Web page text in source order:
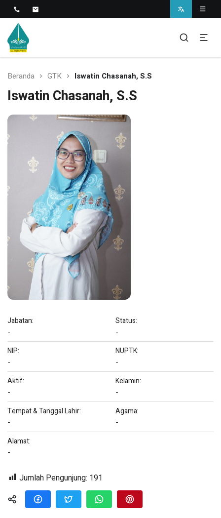
SD Antawirya
Islamic Javanese School
Beranda GTK Iswatin Chasanah, S.S
Iswatin Chasanah, S.S
Jabatan:
-
Status:
-
NIP:
-
NUPTK:
-
Aktif:
-
Kelamin:
-
Tempat & Tanggal Lahir:
-
Agama:
-
Alamat:
-
Jumlah Pengunjung: 191